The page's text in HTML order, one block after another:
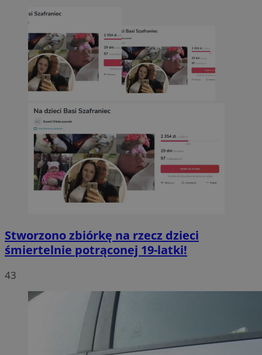
Stworzono zbiórkę na rzecz dzieci
śmiertelnie potrąconej 19-latki!
43